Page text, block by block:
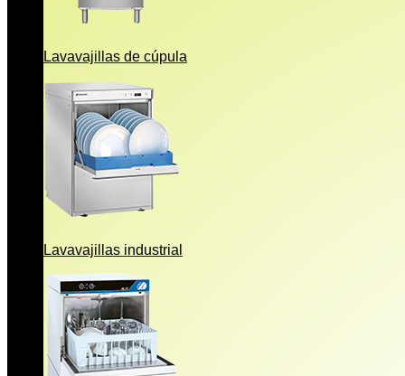
Lavavajillas de cúpula
Lavavajillas industrial